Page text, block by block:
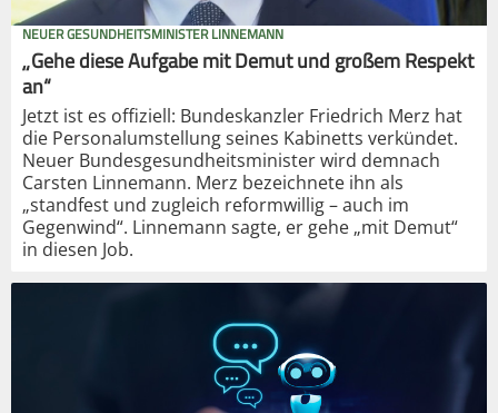
NEUER GESUNDHEITSMINISTER LINNEMANN
„Gehe diese Aufgabe mit Demut und großem Respekt
an“
Jetzt ist es offiziell: Bundeskanzler Friedrich Merz hat
die Personalumstellung seines Kabinetts verkündet.
Neuer Bundesgesundheitsminister wird demnach
Carsten Linnemann. Merz bezeichnete ihn als
„standfest und zugleich reformwillig – auch im
Gegenwind“. Linnemann sagte, er gehe „mit Demut“
in diesen Job.